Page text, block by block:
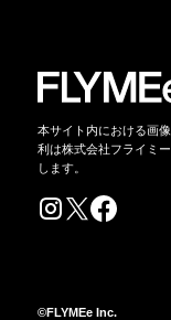
本サイト内における画
利は株式会社フライミ
します。
©FLYMEe Inc.